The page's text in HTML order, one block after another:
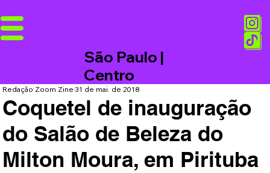
São Paulo |
Centro
Coquetel de inauguração
do Salão de Beleza do
Milton Moura, em Pirituba
Redação Zoom Zine31 de mai. de 2018